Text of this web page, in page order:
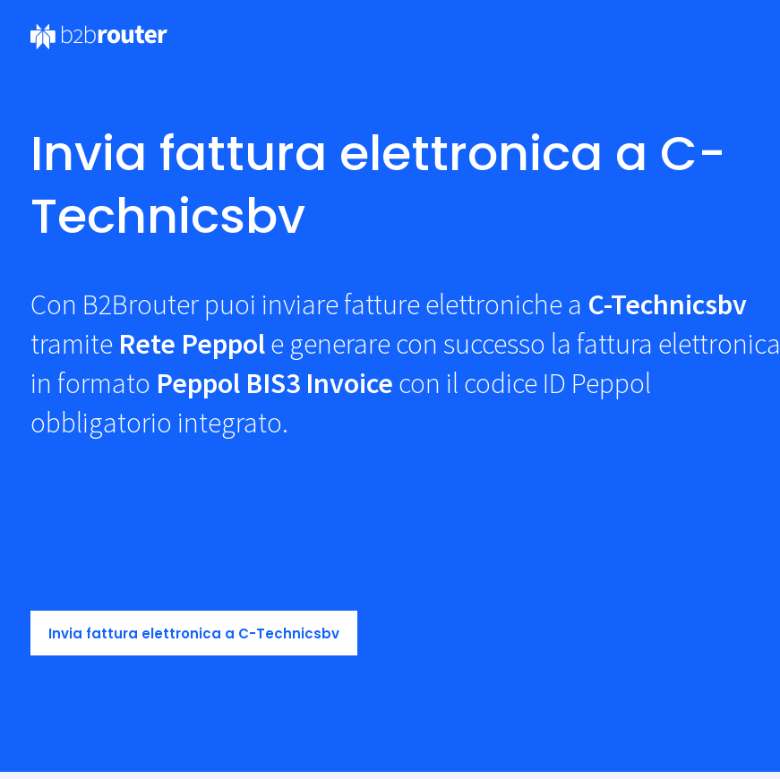
Invia fattura elettronica a C-
Technicsbv
Con B2Brouter puoi inviare fatture elettroniche a C-Technicsbv
tramite Rete Peppole generare con successo la fattura elettronica
in formato Peppol BIS3 Invoice con il codice ID Peppol
obbligatorio integrato.
Invia fattura elettronica a C-Technicsbv